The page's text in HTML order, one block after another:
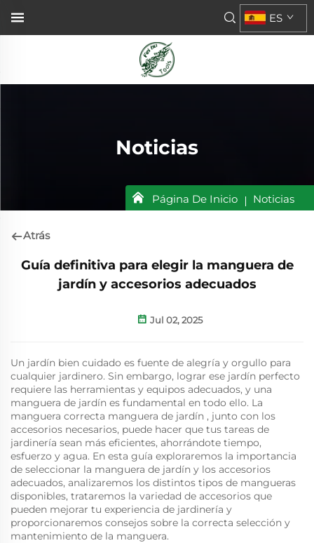
ES
Noticias
Página De Inicio Noticias
Atrás
Guía definitiva para elegir la manguera de
jardín y accesorios adecuados
Jul 02, 2025
Un jardín bien cuidado es fuente de alegría y orgullo para
cualquier jardinero. Sin embargo, lograr ese jardín perfecto
requiere las herramientas y equipos adecuados, y una
manguera de jardín es fundamental en todo ello. La
manguera correcta manguera de jardín , junto con los
accesorios necesarios, puede hacer que tus tareas de
jardinería sean más eficientes, ahorrándote tiempo,
esfuerzo y agua. En esta guía exploraremos la importancia
de seleccionar la manguera de jardín y los accesorios
adecuados, analizaremos los distintos tipos de mangueras
disponibles, trataremos la variedad de accesorios que
pueden mejorar tu experiencia de jardinería y
proporcionaremos consejos sobre la correcta selección y
mantenimiento de la manguera.